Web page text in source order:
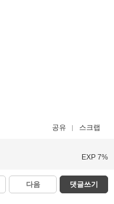
공유 스크랩
EXP 7%
다음 댓글쓰기